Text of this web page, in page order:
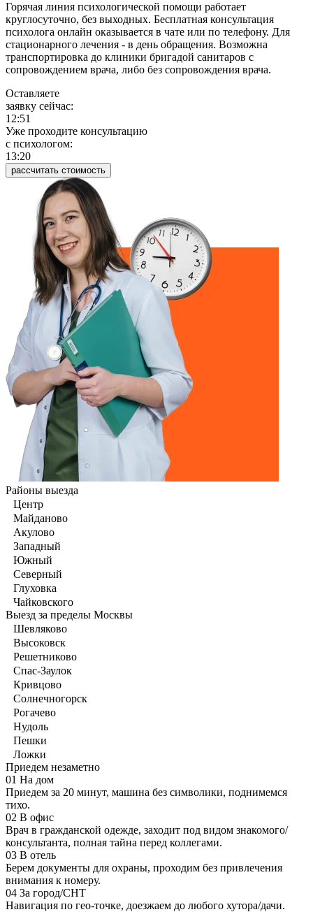
Горячая линия психологической помощи работает
круглосуточно, без выходных. Бесплатная консультация
психолога онлайн оказывается в чате или по телефону. Для
стационарного лечения - в день обращения. Возможна
транспортировка до клиники бригадой санитаров с
сопровождением врача, либо без сопровождения врача.
Оставляете
заявку сейчас:
12:51
Уже проходите консультацию
c психологом:
13:20
рассчитать стоимость
Районы выезда
Центр
Майданово
Акулово
Западный
Южный
Северный
Глуховка
Чайковского
Выезд за пределы Москвы
Шевляково
Высоковск
Решетниково
Спас-Заулок
Кривцово
Солнечногорск
Рогачево
Нудоль
Пешки
Ложки
Приедем незаметно
01 На дом
Приедем за 20 минут, машина без символики, поднимемся
тихо.
02 В офис
Врач в гражданской одежде, заходит под видом знакомого/
консультанта, полная тайна перед коллегами.
03 В отель
Берем документы для охраны, проходим без привлечения
внимания к номеру.
04 За город/СНТ
Навигация по гео-точке, доезжаем до любого хутора/дачи.